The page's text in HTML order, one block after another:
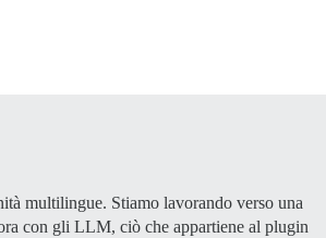
multilingue. Stiamo lavorando verso una
con gli LLM, ciò che appartiene al plugin